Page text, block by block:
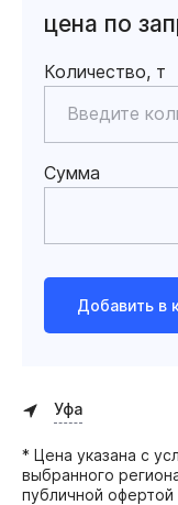
цена по
Количество, т
Сумма
Добавить в
Уфа
* Цена указана с
выбранного
публичной офертой